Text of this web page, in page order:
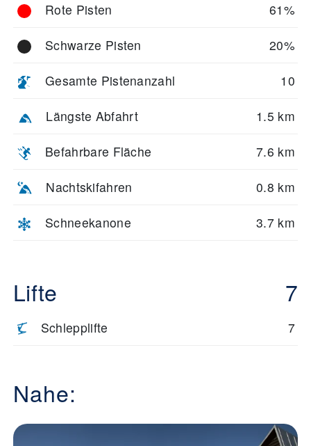
Rote Pisten 61%
Schwarze Pisten 20%
Gesamte Pistenanzahl 10
Längste Abfahrt 1.5 km
Befahrbare Fläche 7.6 km
Nachtskifahren 0.8 km
Schneekanone 3.7 km
Lifte 7
Schlepplifte 7
Nahe: